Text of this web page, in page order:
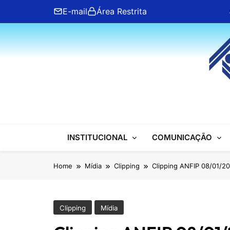
content
E-mail Área Restrita
ANFIP Nacional
INSTITUCIONAL COMUNICAÇÃO
Home Mídia Clipping Clipping ANFIP 08/01/
Clipping Mídia